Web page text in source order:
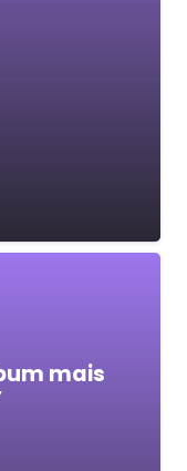
mais